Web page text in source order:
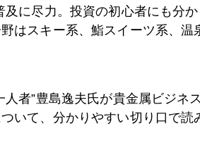
及に尽力。投資の初心者にも分
はスキー系、鮨スイーツ系、温
人者”豊島逸夫氏が貴金属ビジネ
いて、分かりやすい切り口で読